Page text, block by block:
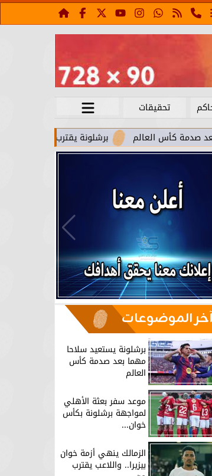
تحقيقات
برشلونة يقترب من استعادة جواو كانسيلو
العالم
آخر الموضوعات
برشلونة يستعيد سلاحا
مهما بعد صدمة كأس
العالم
موعد سفر بعثة الأهلي
لمواجهة برشلونة بكأس
خوان...
الزمالك ينهي أزمة خوان
بيزيرا.. واللاعب يقترب